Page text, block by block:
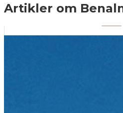
Artikler om